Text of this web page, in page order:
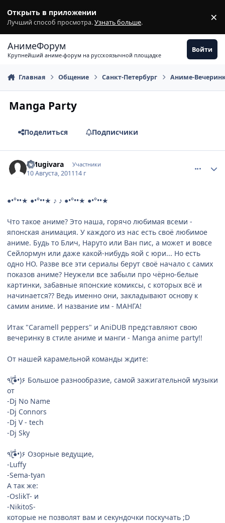
Открыть в приложении
Лучший способ просмотра.Узнать больше. ×
АнимеФорум
Крупнейший аниме-форум на русскоязычной площадке
Войти
Главная Общение Санкт-Петербург Аниме-
Manga Party
Поделиться Подписчики
YMugivara Участники
10 Августа, 201114 г
●•°••★ ●•°••★ ♪ ♪ ●•°••★ ●•°••★
Что такое аниме? Это наша, горячо любимая всеми -
японская анимация. У каждого из нас есть своё любимое
аниме. Будь то Блич, Наруто или Ван пис, а может и вовсе
Сейлормун или даже какой-нибудь яой с юри... Но есть
одно НО. Разве все эти сериалы берут своё начало с самих
показов аниме? Неужели все забыли про чёрно-белые
картинки, забавные японские комиксы, с которых всё и
начинается?? Ведь именно они, закладывают основу к
самим аниме. И название им - МАНГА!
Итак "Caramell peppers" и AniDUB представляют свою
вечеринку в стиле аниме и манги - Manga anime party!!
От нашей карамельной команды ждите:
٩(̾●̮̮̃̾•̃̾)۶ Большое разнообразие, самой зажигательной музыки
от
-Dj No Name
-Dj Connors
-Dj V - tech
-Dj Sky
٩(̾●̮̮̃̾•̃̾)۶ Озорные ведущие,
-Luffy
-Sema-tyan
А так же:
-ОslikT- и
-NikitoS-
которые не позволят вам и секундочки поскучать ;D